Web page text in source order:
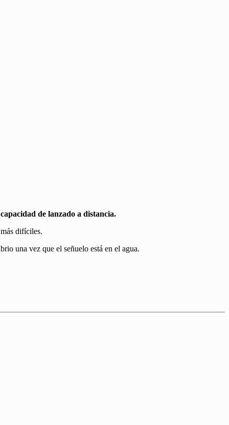
de lanzado a distancia.
difíciles.
una vez que el señuelo está en el agua.